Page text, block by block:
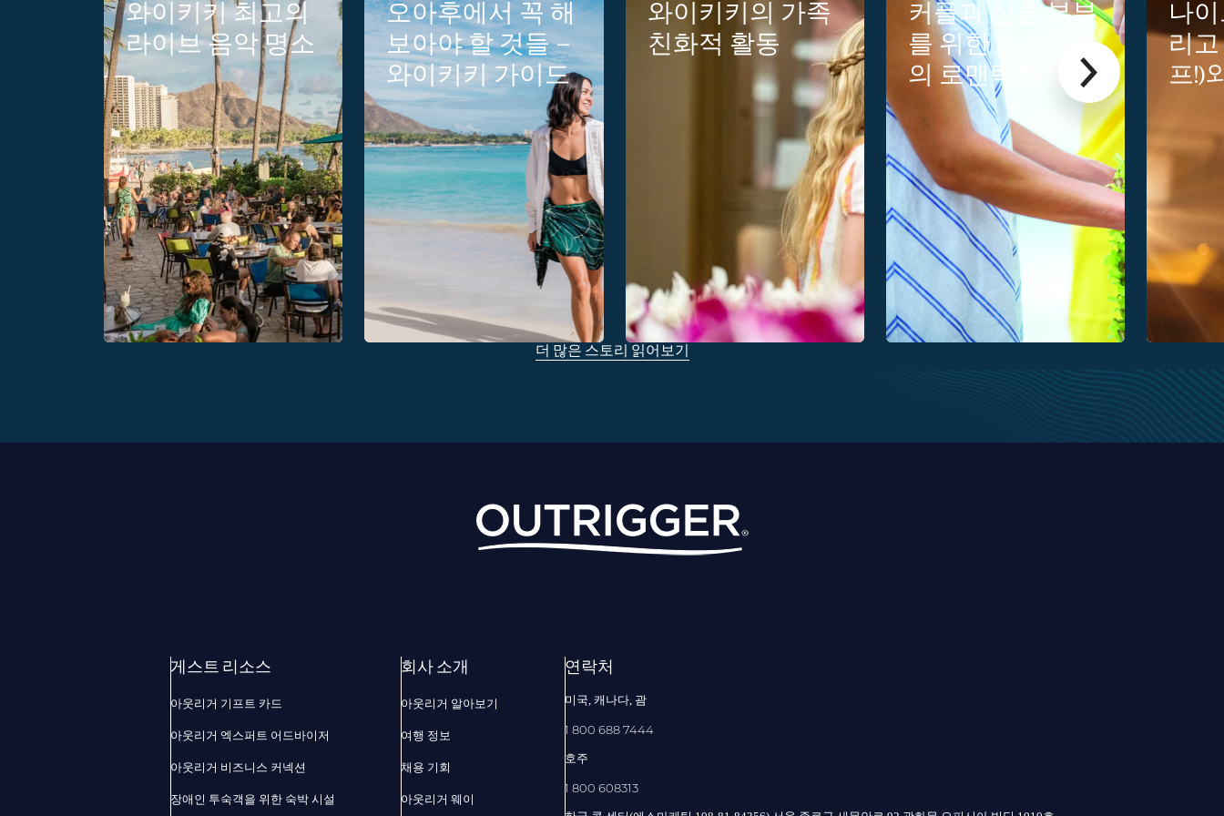
와이키키 최고의
라이브 음악 명소
오아후에서 꼭 해
보아야 할 것들 –
와이키키 가이드
와이키키의 가족
친화적 활동
커플과 신혼 부부
를 위한 와이키키
의 로맨틱한 활동
나
리
프!)
키
더 많은 스토리 읽어보기
게스트 리소스
아웃리거 기프트 카드
아웃리거 엑스퍼트 어드바이저
아웃리거 비즈니스 커넥션
장애인 투숙객을 위한 숙박 시설
회사 소개
아웃리거 알아보기
여행 정보
채용 기회
아웃리거 웨이
연락처
미국, 캐나다, 괌
1 800 688 7444
호주
1 800 608313